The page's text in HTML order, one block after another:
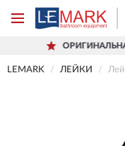
LEMARK ЛЕЙКИ